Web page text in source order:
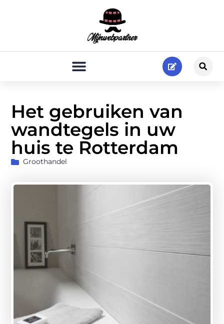
Het gebruiken van
wandtegels in uw
huis te Rotterdam
Groothandel